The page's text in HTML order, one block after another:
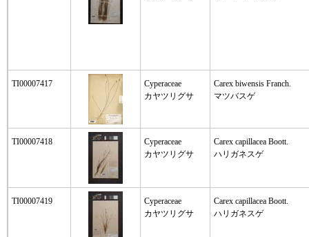
TI00007417
Cyperaceae
カヤツリグサ
Carex biwensis Franch.
マツバスゲ
TI00007418
Cyperaceae
カヤツリグサ
Carex capillacea Boott.
ハリガネスゲ
TI00007419
Cyperaceae
カヤツリグサ
Carex capillacea Boott.
ハリガネスゲ